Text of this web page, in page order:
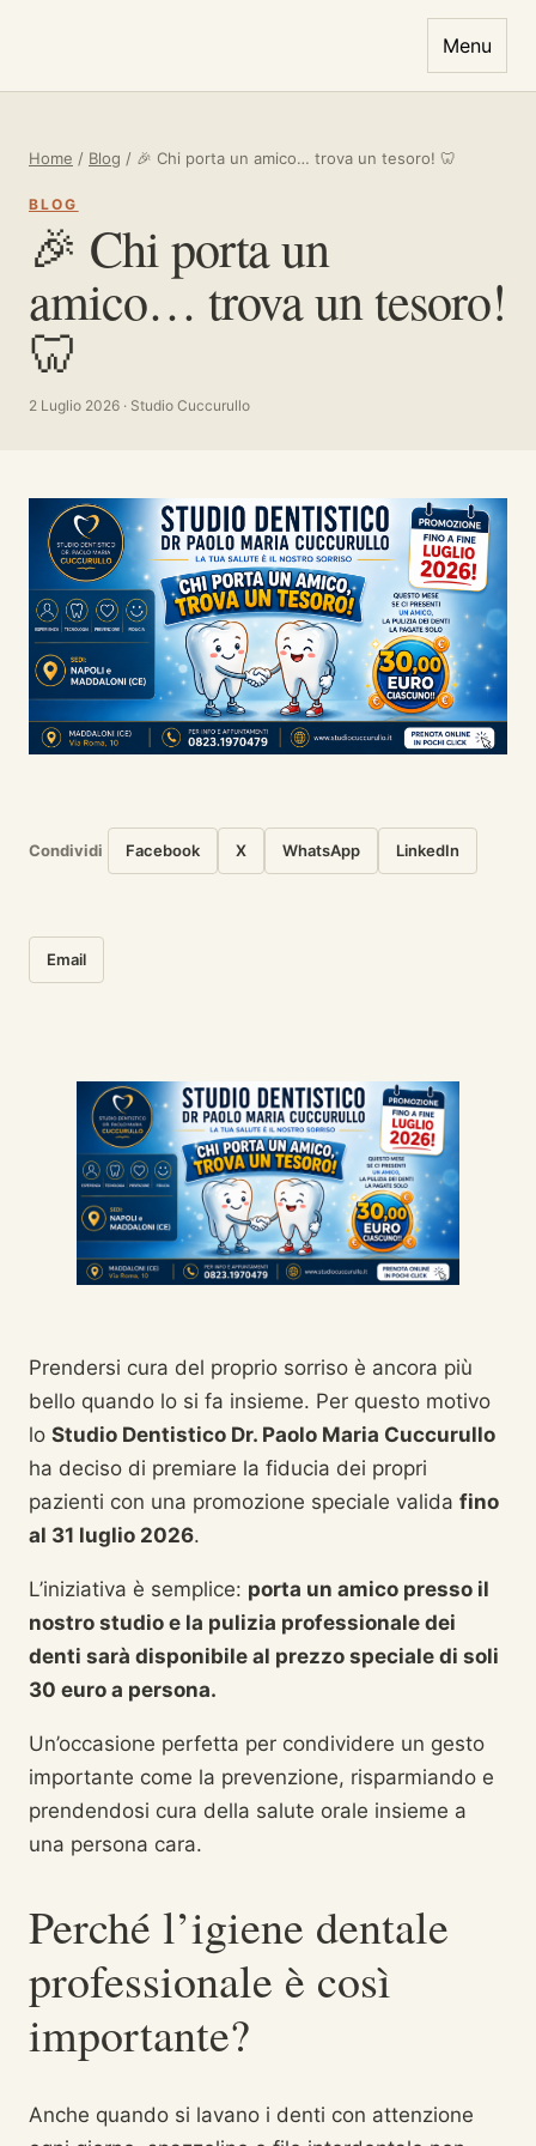
Menu
Home / Blog / 🎉 Chi porta un amico… trova un tesoro! 🦷
BLOG
🎉 Chi porta un
amico… trova un tesoro!
🦷
2 Luglio 2026 · Studio Cuccurullo
Condividi Facebook X WhatsApp LinkedIn
Email
Prendersi cura del proprio sorriso è ancora più
bello quando lo si fa insieme. Per questo motivo
lo Studio Dentistico Dr. Paolo Maria Cuccurullo
ha deciso di premiare la fiducia dei propri
pazienti con una promozione speciale valida fino
al 31 luglio 2026.
L’iniziativa è semplice: porta un amico presso il
nostro studio e la pulizia professionale dei
denti sarà disponibile al prezzo speciale di soli
30 euro a persona.
Un’occasione perfetta per condividere un gesto
importante come la prevenzione, risparmiando e
prendendosi cura della salute orale insieme a
una persona cara.
Perché l’igiene dentale
professionale è così
importante?
Anche quando si lavano i denti con attenzione